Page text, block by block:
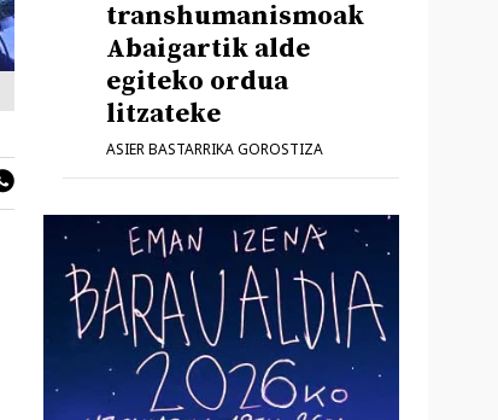
transhumanismoak
Abaigartik alde
egiteko ordua
litzateke
ASIER BASTARRIKA GOROSTIZA